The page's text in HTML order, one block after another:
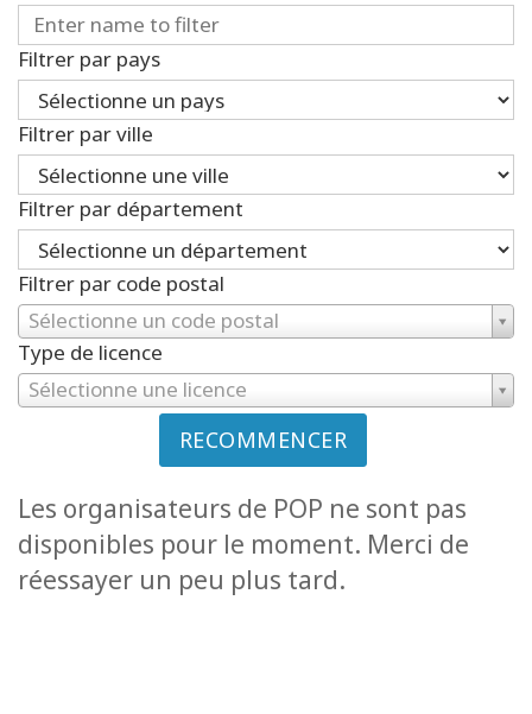
Filtrer par pays
Filtrer par ville
Filtrer par département
Filtrer par code postal
Sélectionne un code postal
Type de licence
Sélectionne une licence
RECOMMENCER
Les organisateurs de POP ne sont pas
disponibles pour le moment. Merci de
réessayer un peu plus tard.